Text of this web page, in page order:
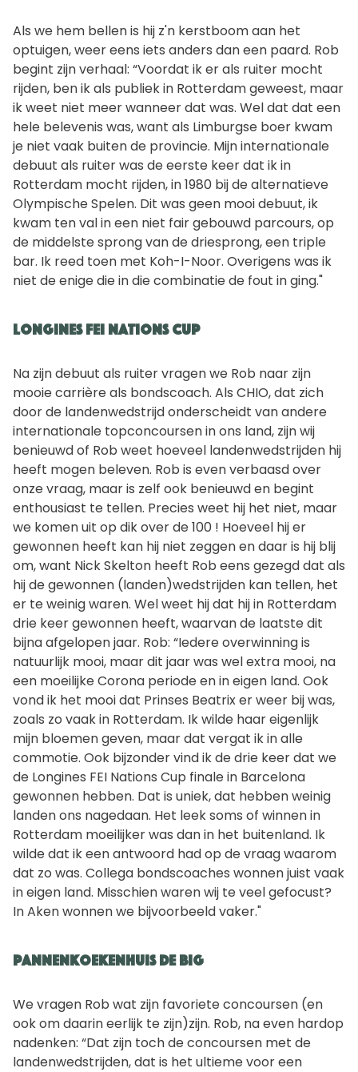
Als we hem bellen is hij z'n kerstboom aan het
optuigen, weer eens iets anders dan een paard. Rob
begint zijn verhaal: “Voordat ik er als ruiter mocht
rijden, ben ik als publiek in Rotterdam geweest, maar
ik weet niet meer wanneer dat was. Wel dat dat een
hele belevenis was, want als Limburgse boer kwam
je niet vaak buiten de provincie. Mijn internationale
debuut als ruiter was de eerste keer dat ik in
Rotterdam mocht rijden, in 1980 bij de alternatieve
Olympische Spelen. Dit was geen mooi debuut, ik
kwam ten val in een niet fair gebouwd parcours, op
de middelste sprong van de driesprong, een triple
bar. Ik reed toen met Koh-I-Noor. Overigens was ik
niet de enige die in die combinatie de fout in ging."
Longines FEI Nations Cup
Na zijn debuut als ruiter vragen we Rob naar zijn
mooie carrière als bondscoach. Als CHIO, dat zich
door de landenwedstrijd onderscheidt van andere
internationale topconcoursen in ons land, zijn wij
benieuwd of Rob weet hoeveel landenwedstrijden hij
heeft mogen beleven. Rob is even verbaasd over
onze vraag, maar is zelf ook benieuwd en begint
enthousiast te tellen. Precies weet hij het niet, maar
we komen uit op dik over de 100 ! Hoeveel hij er
gewonnen heeft kan hij niet zeggen en daar is hij blij
om, want Nick Skelton heeft Rob eens gezegd dat als
hij de gewonnen (landen)wedstrijden kan tellen, het
er te weinig waren. Wel weet hij dat hij in Rotterdam
drie keer gewonnen heeft, waarvan de laatste dit
bijna afgelopen jaar. Rob: “Iedere overwinning is
natuurlijk mooi, maar dit jaar was wel extra mooi, na
een moeilijke Corona periode en in eigen land. Ook
vond ik het mooi dat Prinses Beatrix er weer bij was,
zoals zo vaak in Rotterdam. Ik wilde haar eigenlijk
mijn bloemen geven, maar dat vergat ik in alle
commotie. Ook bijzonder vind ik de drie keer dat we
de Longines FEI Nations Cup finale in Barcelona
gewonnen hebben. Dat is uniek, dat hebben weinig
landen ons nagedaan. Het leek soms of winnen in
Rotterdam moeilijker was dan in het buitenland. Ik
wilde dat ik een antwoord had op de vraag waarom
dat zo was. Collega bondscoaches wonnen juist vaak
in eigen land. Misschien waren wij te veel gefocust?
In Aken wonnen we bijvoorbeeld vaker."
Pannenkoekenhuis De Big
We vragen Rob wat zijn favoriete concoursen (en
ook om daarin eerlijk te zijn)zijn. Rob, na even hardop
nadenken: “Dat zijn toch de concoursen met de
landenwedstrijden, dat is het ultieme voor een